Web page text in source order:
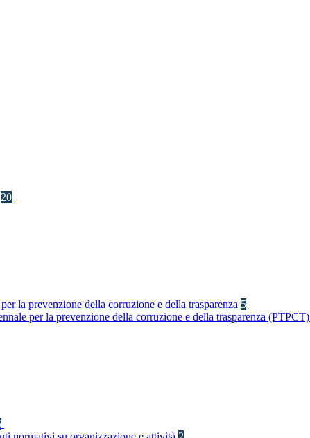
20
la prevenzione della corruzione e della trasparenza 5
per la prevenzione della corruzione e della trasparenza (PTPCT)